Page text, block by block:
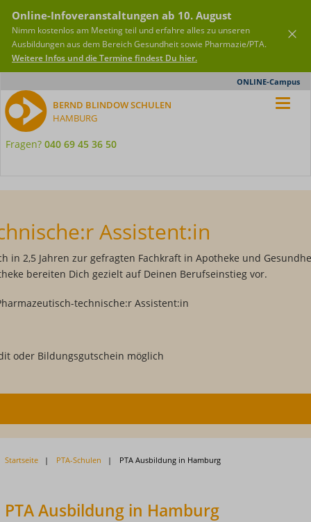
Online-Infoveranstaltungen ab 10. August
Nimm kostenlos am Meeting teil und erfahre alles zu unseren
Ausbildungen aus dem Bereich Gesundheit sowie Pharmazie/PTA.
Weitere Infos und die Termine findest Du hier.
ONLINE-Campus
Fragen? 040 69 45 36 50
BERND BLINDOW SCHULEN
HAMBURG
Assistent:in
in 2,5 Jahren zur gefragten Fachkraft in Apotheke und
bereiten Dich gezielt auf Deinen Berufseinstieg vor.
technische:r Assistent:in
oder Bildungsgutschein möglich
Startseite PTA-Schulen PTA Ausbildung in Hamburg
PTA Ausbildung in Hamburg